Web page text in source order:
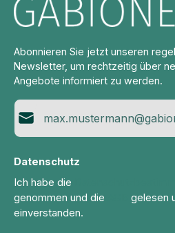
Abonnieren Sie jetzt unseren
Newsletter, um rechtzeitig über
Angebote informiert zu werden.
E-Mail-Adresse*
Datenschutz
Ich habe die
genommen und die
gelesen
einverstanden.